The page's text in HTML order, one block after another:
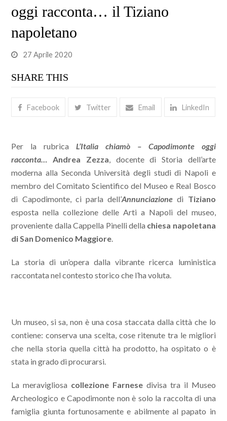
oggi racconta… il Tiziano
napoletano
27 Aprile 2020
SHARE THIS
Facebook Twitter Email LinkedIn
Per la rubrica L’Italia chiamò – Capodimonte oggi
racconta…
Andrea Zezza , docente di Storia dell’arte
moderna alla Seconda Università degli studi di Napoli e
membro del Comitato Scientifico del Museo e Real Bosco
di Capodimonte, ci parla dell’Annunciazione di Tiziano
esposta nella collezione delle Arti a Napoli del museo,
proveniente dalla Cappella Pinelli della chiesa napoletana
di San Domenico Maggiore
La storia di un’opera dalla vibrante ricerca luministica
raccontata nel contesto storico che l’ha voluta.
Un museo, si sa, non è una cosa staccata dalla città che lo
contiene: conserva una scelta, cose ritenute tra le migliori
che nella storia quella città ha prodotto, ha ospitato o è
stata in grado di procurarsi.
La meravigliosa collezione Farnese divisa tra il Museo
Archeologico e Capodimonte non è solo la raccolta di una
famiglia giunta fortunosamente e abilmente al papato in